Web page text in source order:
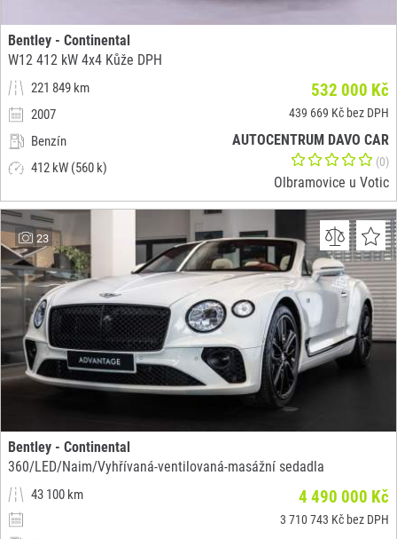
Bentley - Continental
W12 412 kW 4x4 Kůže DPH
221 849 km
2007
Benzín
412 kW (560 k)
532 000 Kč
439 669 Kč bez DPH
AUTOCENTRUM DAVO CAR
(0)
Olbramovice u Votic
23
Bentley - Continental
360/LED/Naim/Vyhřívaná-ventilovaná-masážní sedadla
43 100 km 4 490 000 Kč
3 710 743 Kč bez DPH